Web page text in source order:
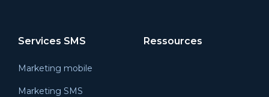
Services SMS
Marketing mobile
Marketing SMS
Ressources